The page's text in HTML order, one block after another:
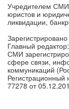
Учредителем СМИ
юристов и
ликвидации,
Главный
СМИ
сфере связи,
коммуникаций
77278 от